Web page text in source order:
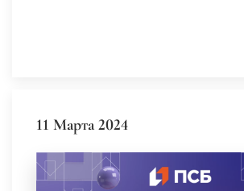
11 Марта 2024